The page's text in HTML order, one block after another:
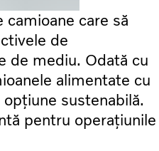
care să
de
de mediu. Odată cu
alimentate cu
sustenabilă.
pentru operațiunile